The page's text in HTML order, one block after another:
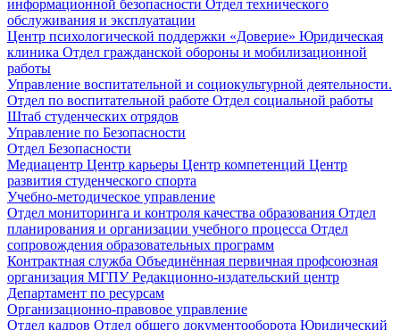
информационной безопасности Отдел технического
обслуживания и эксплуатации
Центр психологической поддержки «Доверие» Юридическая
клиника Отдел гражданской обороны и мобилизационной
работы
Управление воспитательной и социокультурной деятельности.
Отдел по воспитательной работе Отдел социальной работы
Штаб студенческих отрядов
Управление по Безопасности
Отдел Безопасности
Медиацентр Центр карьеры Центр компетенций Центр
развития студенческого спорта
Учебно-методическое управление
Отдел мониторинга и контроля качества образования Отдел
планирования и организации учебного процесса Отдел
сопровождения образовательных программ
Контрактная служба Объединённая первичная профсоюзная
организация МГПУРедакционно-издательский центр
Департамент по ресурсам
Организационно-правовое управление
Отдел кадров Отдел общего документооборота Юридический